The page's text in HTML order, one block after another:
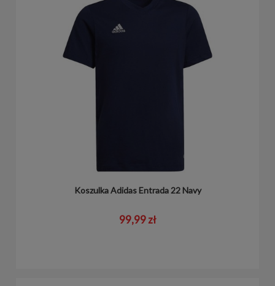
Koszulka Adidas Entrada 22 Navy
99,99 zł